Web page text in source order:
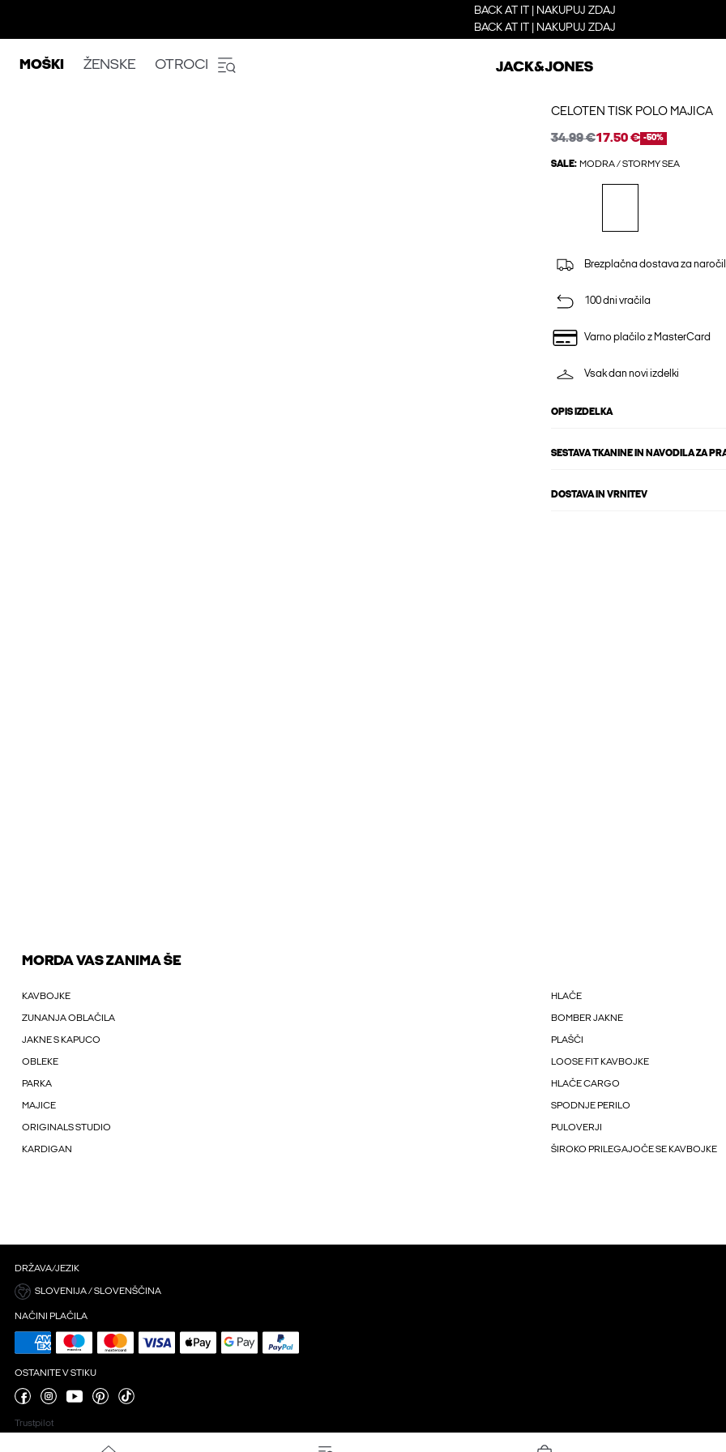
BACK AT IT | NAKUPUJ ZDAJ
BACK AT IT | NAKUPUJ ZDAJ
MOŠKI ŽENSKE OTROCI
CELOTEN TISK POLO MAJICA
34.99 €17.50 € -50%
SALE: MODRA / STORMY SEA
Brezplačna dostava za
100 dni vračila
Varno plačilo z MasterCard
Vsak dan novi izdelki
OPIS IZDELKA
SESTAVA TKANINE IN NAVODILA ZA
DOSTAVA IN VRNITEV
MORDA VAS ZANIMA ŠE
KAVBOJKE HLAČE
ZUNANJA OBLAČILA BOMBER JAKNE
JAKNE S KAPUCO PLAŠČI
OBLEKE LOOSE FIT KAVBOJKE
PARKA HLAČE CARGO
MAJICE SPODNJE PERILO
ORIGINALS STUDIO PULOVERJI
KARDIGAN ŠIROKO PRILEGAJOČE SE KAVBOJKE
DRŽAVA/JEZIK
SLOVENIJA / SLOVENŠČINA
NAČINI PLAČILA
OSTANITE V STIKU
Trustpilot